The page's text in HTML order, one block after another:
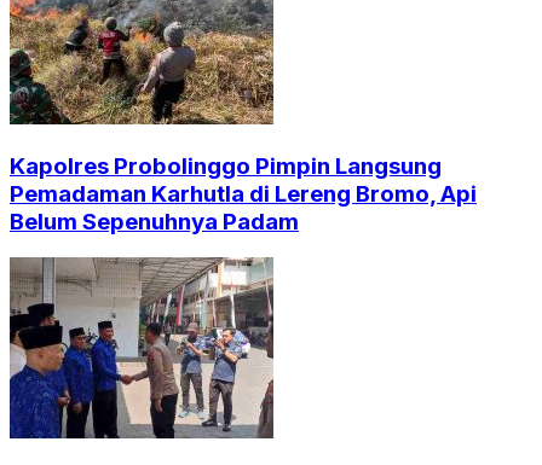
Kapolres Probolinggo Pimpin Langsung
Pemadaman Karhutla di Lereng Bromo, Api
Belum Sepenuhnya Padam